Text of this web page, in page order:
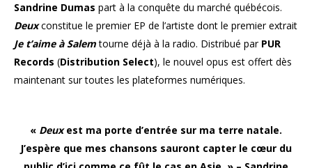
Sandrine Dumas part à la conquête du marché québécois.
Deuxconstitue le premier EP de l’artiste dont le premier extrait
Je t’aime à Salemtourne déjà à la radio. Distribué par PUR
Records (Distribution Select), le nouvel opus est offert dès
maintenant sur toutes les plateformes numériques.
« Deuxest ma porte d’entrée sur ma terre natale.
J’espère que mes chansons sauront capter le cœur du